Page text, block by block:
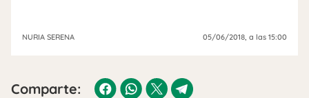
NURIA SERENA 05/06/2018 , a las 15:00
Comparte: